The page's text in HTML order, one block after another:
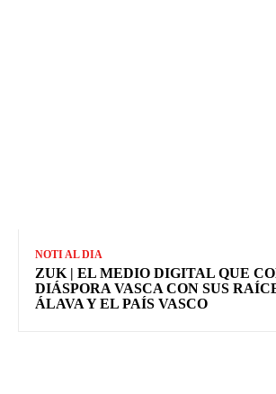
NOTI AL DIA
ZUK | EL MEDIO DIGITAL QUE
DIÁSPORA VASCA CON SUS
ÁLAVA Y EL PAÍS VASCO